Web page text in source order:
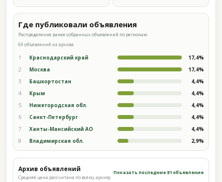
Где публиковали объявления
Распределение ранее собранных объявлений по регионам.
69 объявлений из архива
1 Краснодарский край 17,4%
2 Москва 17,4%
3 Башкортостан 4,4%
4 Крым 4,4%
5 Нижегородская обл. 4,4%
6 Санкт-Петербург 4,4%
7 Ханты-Мансийский АО 4,4%
8 Владимирская обл. 2,9%
Архив объявлений
Средняя цена рассчитана по всему архиву
Показать последние 81 объявление